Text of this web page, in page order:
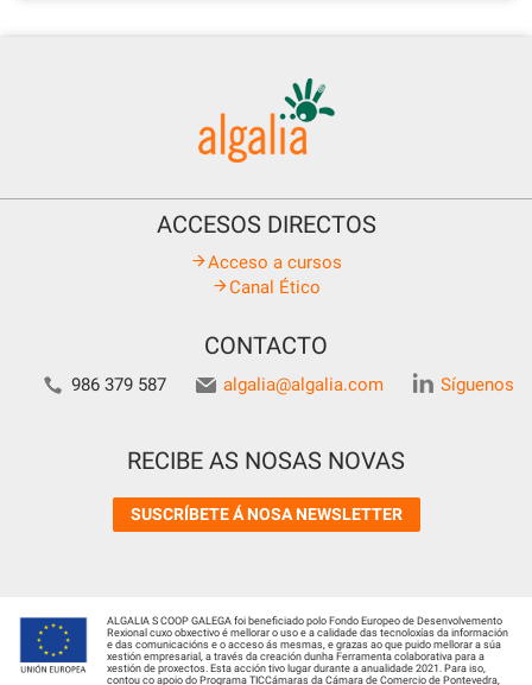
ACCESOS DIRECTOS
Acceso a cursos
Canal Ético
CONTACTO
986 379 587 algalia@algalia.com Síguenos
RECIBE AS NOSAS NOVAS
SUSCRÍBETE Á NOSA NEWSLETTER
ALGALIA S COOP GALEGA foi beneficiado polo Fondo Europeo de Desenvolvemento
Rexional cuxo obxectivo é mellorar o uso e a calidade das tecnoloxías da información
e das comunicacións e o acceso ás mesmas, e grazas ao que puido mellorar a súa
xestión empresarial, a través da creación dunha Ferramenta colaborativa para a
xestión de proxectos. Esta acción tivo lugar durante a anualidade 2021. Para iso,
contou co apoio do Programa TICCámaras da Cámara de Comercio de Pontevedra,